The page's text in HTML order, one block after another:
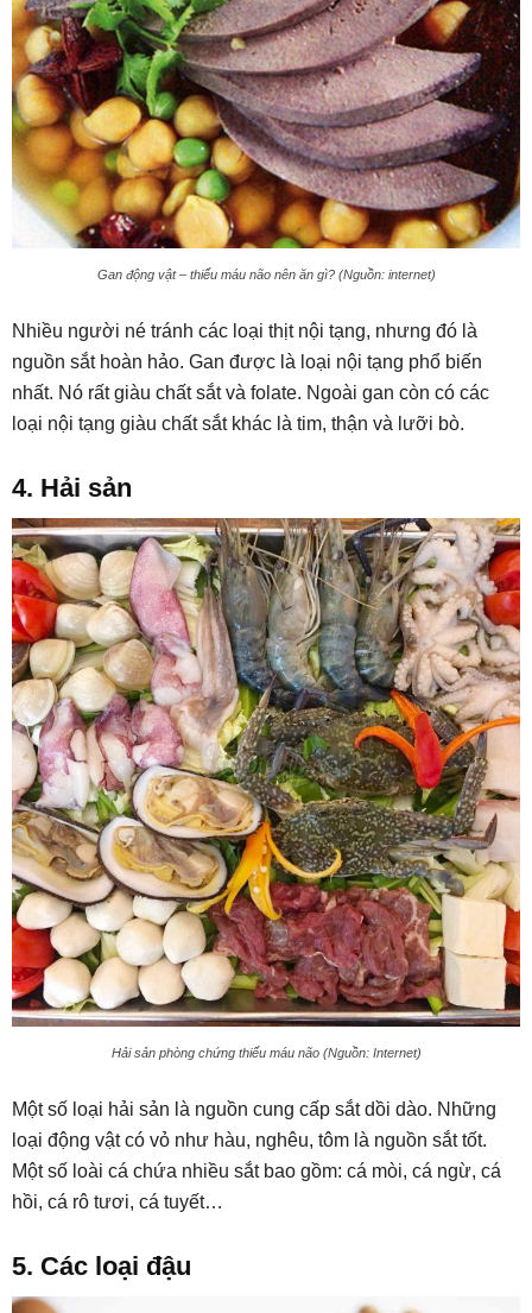
Gan động vật – thiếu máu não nên ăn gì? (Nguồn: internet)
Nhiều người né tránh các loại thịt nội tạng, nhưng đó là
nguồn sắt hoàn hảo. Gan được là loại nội tạng phổ biến
nhất. Nó rất giàu chất sắt và folate. Ngoài gan còn có các
loại nội tạng giàu chất sắt khác là tim, thận và lưỡi bò.
4. Hải sản
Hải sản phòng chứng thiếu máu não (Nguồn: Internet)
Một số loại hải sản là nguồn cung cấp sắt dồi dào. Những
loại động vật có vỏ như hàu, nghêu, tôm là nguồn sắt tốt.
Một số loài cá chứa nhiều sắt bao gồm: cá mòi, cá ngừ, cá
hồi, cá rô tươi, cá tuyết…
5. Các loại đậu